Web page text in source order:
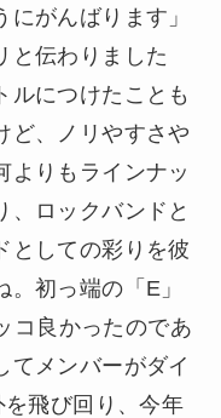
がんばります」
と伝わりました
ルにつけたことも
ど、ノリやすさや
よりもラインナッ
、ロックバンドと
としての彩りを彼
初っ端の「E」
コ良かったのであ
てメンバーがダイ
飛び回り、今年